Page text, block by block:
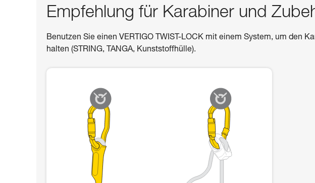
Empfehlung für Karabiner und
Benutzen Sie einen VERTIGO TWIST-LOCK mit einem System, um den
halten (STRING, TANGA, Kunststoffhülle).